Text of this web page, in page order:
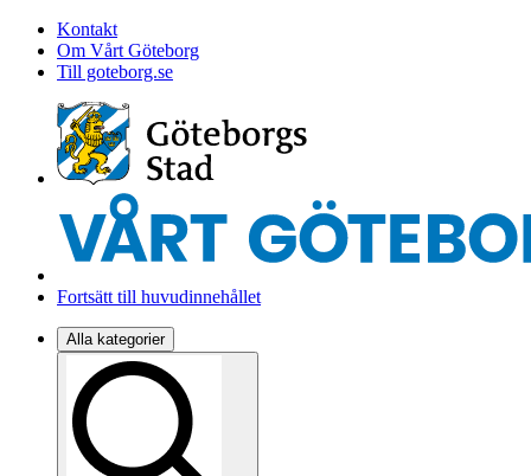
Kontakt
Om Vårt Göteborg
Till goteborg.se
Fortsätt till huvudinnehållet
Alla kategorier